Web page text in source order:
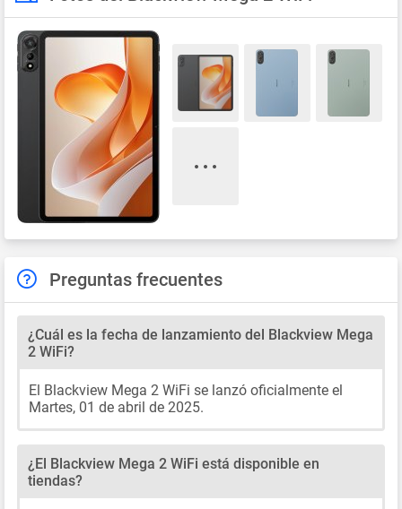
Preguntas frecuentes
¿Cuál es la fecha de lanzamiento del Blackview Mega
2 WiFi?
El Blackview Mega 2 WiFi se lanzó oficialmente el
Martes, 01 de abril de 2025.
¿El Blackview Mega 2 WiFi está disponible en
tiendas?